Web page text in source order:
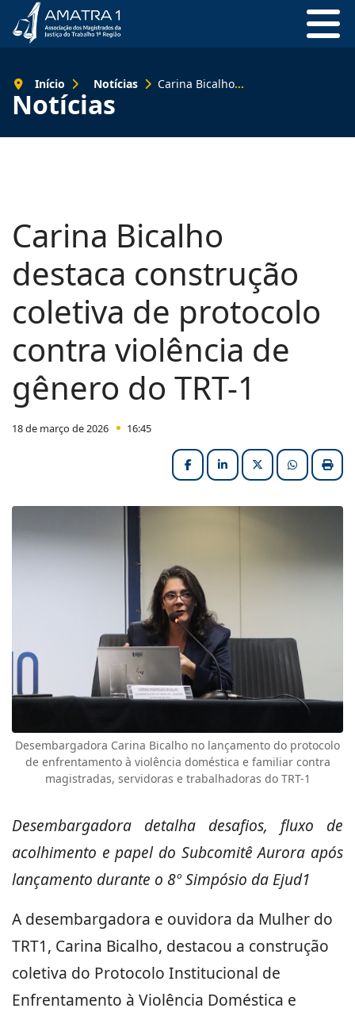
Notícias
Início Notícias Carina Bicalho destaca construção coletiva de protocolo contra violência de gênero do TRT-1
Carina Bicalho
destaca construção
coletiva de protocolo
contra violência de
gênero do TRT-1
18 de março de 2026 16:45
FacebookLinkedInX (formerly
Desembargadora Carina Bicalho no lançamento do protocolo
de enfrentamento à violência doméstica e familiar contra
magistradas, servidoras e trabalhadoras do TRT-1
Desembargadora detalha desafios, fluxo de
acolhimento e papel do Subcomitê Aurora após
lançamento durante o 8º Simpósio da Ejud1
A desembargadora e ouvidora da Mulher do
TRT1, Carina Bicalho, destacou a construção
coletiva do Protocolo Institucional de
Enfrentamento à Violência Doméstica e